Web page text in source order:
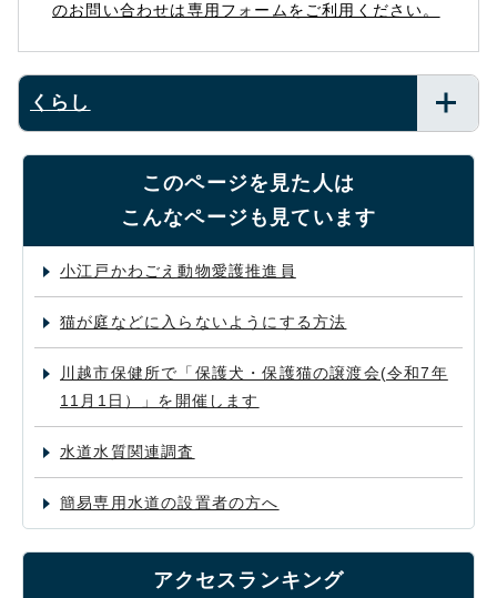
のお問い合わせは専用フォームをご利用ください。
くらし
このページを見た人は
こんなページも見ています
小江戸かわごえ動物愛護推進員
猫が庭などに入らないようにする方法
川越市保健所で「保護犬・保護猫の譲渡会(令和7年
11月1日）」を開催します
水道水質関連調査
簡易専用水道の設置者の方へ
アクセスランキング